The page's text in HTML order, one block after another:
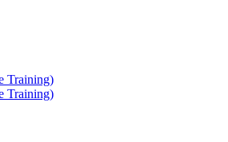
Training)
Training)